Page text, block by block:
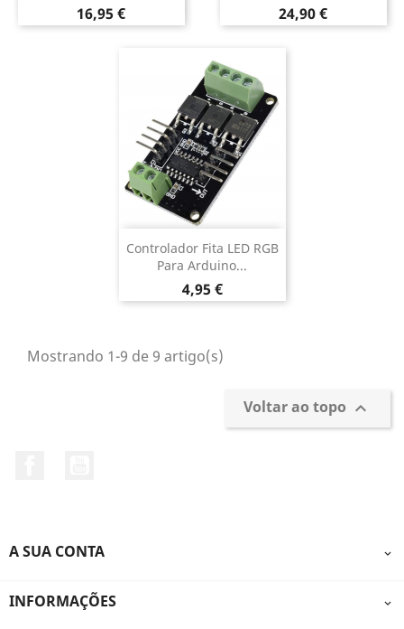
Preço
16,95 € Preço
24,90 €
Controlador Fita LED RGB
Para Arduino...
Preço
4,95 €
Mostrando 1-9 de 9 artigo(s)
Voltar ao topo 
A SUA CONTA 
INFORMAÇÕES 